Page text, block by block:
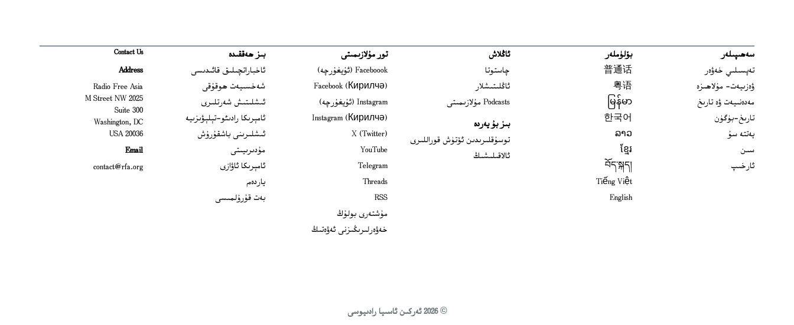
سەھىپىلەر
تەپسىلىي خەۋەر
ۋەزىيەت- مۇلاھىزە
مەدەنىيەت ۋە تارىخ
تارىخ-بۈگۈن
يەتتە سۇ
سىن
ئارخىپ
بۆلۈملەر
普通话
粤语
မြန်မာ
한국어
ລາວ
ខ្មែរ
བོད་སྐད།
Tiếng Việt
English
ئاڭلاش
چاستوتا
ئاڭلىتىشلار
Podcasts مۇلازىمىتى
بىز بۇ يەردە
توسۇقلىرىدىن ئۆتۈش قوراللىرى Opens in new window
ئالاقىلىشىڭ
تور مۇلازىمىتى
Faceboook (ئۇيغۇرچە)
Opens in new window
Facebook (Кирилчә)
Opens in new window
Instagram (ئۇيغۇرچە)
Opens in new window
Instagram (Кирилчә)
Opens in new window
X (Twitter)
Opens in new window
YouTube
Opens in new window
Telegram
Opens in new window
Threads
Opens in new window
RSS
مۇشتەرى بولۇڭ
خەۋەرلىرىڭىزنى ئەۋەتىڭ
بىز ھەققىدە
ئاخباراتچىلىق قائىدىسى
شەخسىيەت ھوقۇقى
ئىشلىتىش شەرتلىرى
ئامېرىكا رادىئو-تېلېۋىزىيە
ئىشلىرىنى باشقۇرۇش
مۇدىرىيىتى
ئامېرىكا ئاۋازى
ياردەم
بەت قۇرۇلمىسى
Contact Us
Address
Radio Free Asia
2025 M Street NW
Suite 300
Washington, DC
20036 USA
Email
contact@rfa.org
© 2026 ئەركىن ئاسىيا رادىيوسى